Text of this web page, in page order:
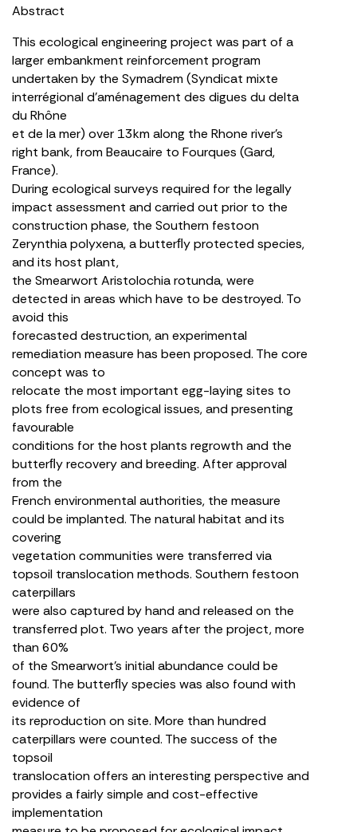
Abstract
This ecological engineering project was part of a
larger embankment reinforcement program
undertaken by the Symadrem (Syndicat mixte
interrégional d’aménagement des digues du delta
du Rhône
et de la mer) over 13km along the Rhone river’s
right bank, from Beaucaire to Fourques (Gard,
France).
During ecological surveys required for the legally
impact assessment and carried out prior to the
construction phase, the Southern festoon
Zerynthia polyxena, a butterﬂy protected species,
and its host plant,
the Smearwort Aristolochia rotunda, were
detected in areas which have to be destroyed. To
avoid this
forecasted destruction, an experimental
remediation measure has been proposed. The core
concept was to
relocate the most important egg-laying sites to
plots free from ecological issues, and presenting
favourable
conditions for the host plants regrowth and the
butterﬂy recovery and breeding. After approval
from the
French environmental authorities, the measure
could be implanted. The natural habitat and its
covering
vegetation communities were transferred via
topsoil translocation methods. Southern festoon
caterpillars
were also captured by hand and released on the
transferred plot. Two years after the project, more
than 60%
of the Smearwort’s initial abundance could be
found. The butterﬂy species was also found with
evidence of
its reproduction on site. More than hundred
caterpillars were counted. The success of the
topsoil
translocation offers an interesting perspective and
provides a fairly simple and cost-effective
implementation